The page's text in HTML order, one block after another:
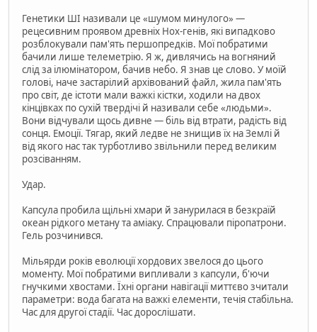
Генетики ШІ називали це «шумом минулого» —
рецесивним проявом древніх Hox-генів, які випадково
розблокували пам'ять першопредків. Мої побратими
бачили лише телеметрію. Я ж, дивлячись на вогняний
слід за ілюмінатором, бачив небо. Я знав це слово. У моїй
голові, наче застарілий архівований файл, жила пам'ять
про світ, де істоти мали важкі кістки, ходили на двох
кінцівках по сухій твердічі й називали себе «людьми».
Вони відчували щось дивне — біль від втрати, радість від
сонця. Емоції. Тягар, який ледве не знищив їх на Землі й
від якого нас так турботливо звільнили перед великим
розсіванням.
Удар.
Капсула пробила щільні хмари й занурилася в безкраїй
океан рідкого метану та аміаку. Спрацювали піропатрони.
Гель розчинився.
Мільярди років еволюції хордових звелося до цього
моменту. Мої побратими випливали з капсули, б'ючи
гнучкими хвостами. Їхні органи навігації миттєво зчитали
параметри: вода багата на важкі елементи, течія стабільна.
Час для другої стадії. Час дорослішати.